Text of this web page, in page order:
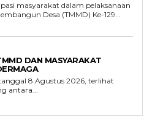
masyarakat dalam pelaksanaan
Desa (TMMD) Ke-129...
DAN MASYARAKAT
8 Agustus 2026, terlihat
antara...